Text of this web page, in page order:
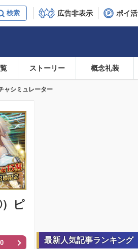
広告非表示 ポイ活
ストーリー 概念礼装
ャシミュレーター
ピ
0 最新人気記事ランキング